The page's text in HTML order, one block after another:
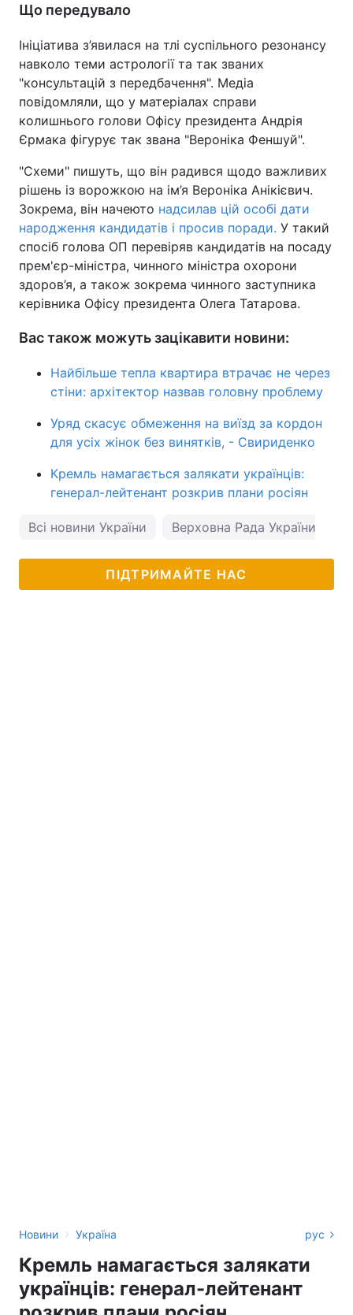
Що передувало
Ініціатива з’явилася на тлі суспільного резонансу
навколо теми астрології та так званих
"консультацій з передбачення". Медіа
повідомляли, що у матеріалах справи
колишнього голови Офісу президента Андрія
Єрмака фігурує так звана "Вероніка Феншуй".
"Схеми" пишуть, що він радився щодо важливих
рішень із ворожкою на ім’я Вероніка Анікієвич.
Зокрема, він начеюто надсилав цій особі дати
народження кандидатів і просив поради. У такий
спосіб голова ОП перевіряв кандидатів на посаду
прем'єр-міністра, чинного міністра охорони
здоров’я, а також зокрема чинного заступника
керівника Офісу президента Олега Татарова.
Вас також можуть зацікавити новини:
Найбільше тепла квартира втрачає не через
стіни: архітектор назвав головну проблему
Уряд скасує обмеження на виїзд за кордон
для усіх жінок без винятків, - Свириденко
Кремль намагається залякати українців:
генерал-лейтенант розкрив плани росіян
Всі новини України Верховна Рада України
ПІДТРИМАЙТЕ НАС
Новини › Україна рус
Кремль намагається залякати
українців: генерал-лейтенант